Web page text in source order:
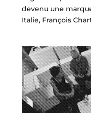
devenu une
Italie, François